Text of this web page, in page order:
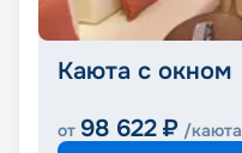
Каюта с окном
от 98 622 ₽ /каюта